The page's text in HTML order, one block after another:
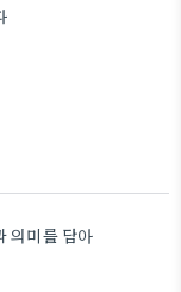
의미를 담아